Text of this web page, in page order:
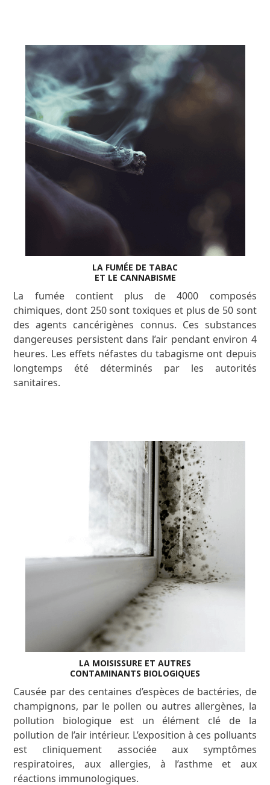
LA FUMÉE DE TABAC
ET LE CANNABISME
La fumée contient plus de 4000 composés
chimiques, dont 250 sont toxiques et plus de 50 sont
des agents cancérigènes connus. Ces substances
dangereuses persistent dans l’air pendant environ 4
heures. Les effets néfastes du tabagisme ont depuis
longtemps été déterminés par les autorités
sanitaires.
LA MOISISSURE ET AUTRES
CONTAMINANTS BIOLOGIQUES
Causée par des centaines d’espèces de bactéries, de
champignons, par le pollen ou autres allergènes, la
pollution biologique est un élément clé de la
pollution de l’air intérieur. L’exposition à ces polluants
est cliniquement associée aux symptômes
respiratoires, aux allergies, à l’asthme et aux
réactions immunologiques.